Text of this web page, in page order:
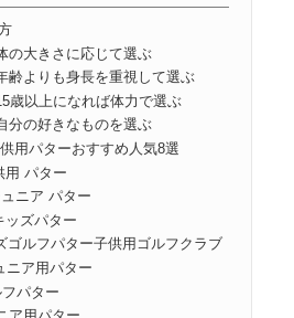
の大きさに応じて選ぶ
齢よりも身長を重視して選ぶ
歳以上になれば体力で選ぶ
分の好きなものを選ぶ
用パターおすすめ人気8選
用 パター
ニア パター
ッズパター
ゴルフパター子供用ゴルフクラブ
ニア用パター
フパター